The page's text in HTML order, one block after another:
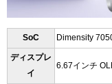
SoC Dimensity
ディスプレ
イ
6.67インチ